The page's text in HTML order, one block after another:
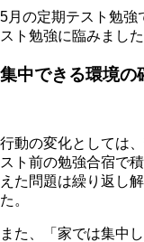
5月の定期テスト勉強
スト勉強に臨みました
集中できる環境の
行動の変化としては
スト前の勉強合宿で
えた問題は繰り返し
た。
また、「 家では集中